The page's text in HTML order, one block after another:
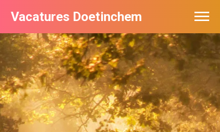
Vacatures Doetinchem
Vacatures per bedrijf
De populairste vacatures in Doetinchem
Nieuwsbrief feed